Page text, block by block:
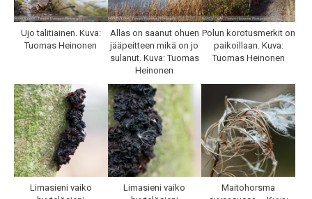
Ujo talitiainen. Kuva:
Tuomas Heinonen
Allas on saanut ohuen
jääpeitteen mikä on jo
sulanut. Kuva: Tuomas
Heinonen
Polun korotusmerkit on
paikoillaan. Kuva:
Tuomas Heinonen
Limasieni vaiko
Limasieni vaiko
Maitohorsma